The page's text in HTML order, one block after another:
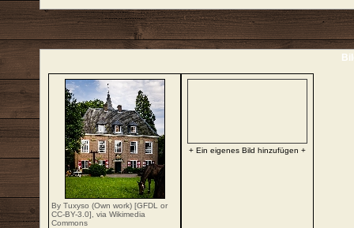
By Tuxyso (Own work) [GFDL
or
CC-BY-3.0], via Wikimedia
Commons
+ Ein eigenes Bild hinzufügen +